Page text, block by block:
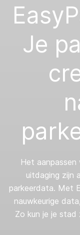
Je
Het aanpassen
uitdaging zijn
parkeerdata. Met
nauwkeurige
Zo kun je je